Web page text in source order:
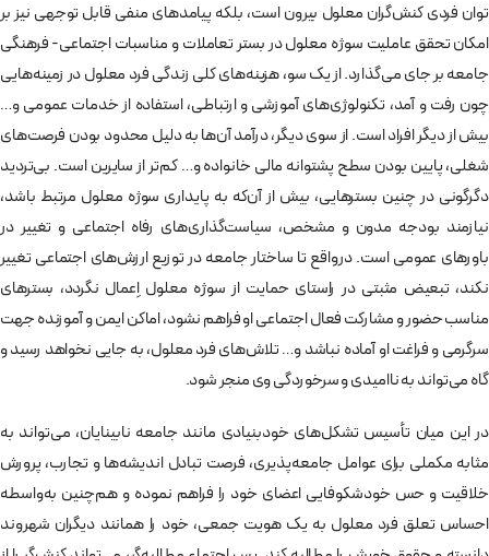
توان فردی کنش‌گران معلول بیرون است، بلکه پیامدهای منفی قابل توجهی نیز بر
امکان تحقق عاملیت سوژه معلول در بستر تعاملات و مناسبات اجتماعی- فرهنگی
جامعه بر جای می‌گذارد. از یک سو، هزینه‌های کلی زندگی فرد معلول در زمینه‌هایی
چون رفت و آمد، تکنولوژی‌های آموزشی و ارتباطی، استفاده از خدمات عمومی و…
بیش از دیگر افراد است. از سوی دیگر، درآمد آن‌ها به دلیل محدود بودن فرصت‌های
شغلی، پایین بودن سطح پشتوانه مالی خانواده و… کم‌تر از سایرین است. بی‌تردید
دگرگونی در چنین بسترهایی، بیش از آن‌که به پایداری سوژه معلول مرتبط باشد،
نیازمند بودجه مدون و مشخص، سیاست‌گذاری‌های رفاه اجتماعی و تغییر در
باورهای عمومی است. درواقع تا ساختار جامعه در توزیع ارزش‌های اجتماعی تغییر
نکند، تبعیض مثبتی در راستای حمایت از سوژه معلول اِعمال نگردد، بسترهای
مناسب حضور و مشارکت فعال اجتماعی او فراهم نشود، اماکن ایمن و آموزنده جهت
سرگرمی و فراغت او آماده نباشد و… تلاش‌های فرد معلول، به جایی نخواهد رسید و
گاه می‌تواند به ناامیدی و سرخوردگی وی منجر شود.
در این میان تأسیس تشکل‌های خودبنیادی مانند جامعه نابینایان، می‌تواند به
مثابه مکملی برای عوامل جامعه‌پذیری، فرصت تبادل اندیشه‌ها و تجارب، پرورش
خلاقیت و حس خودشکوفایی اعضای خود را فراهم نموده و هم‌چنین به‌واسطه
احساس تعلق فرد معلول به یک هویت جمعی، خود را همانند دیگران شهروند